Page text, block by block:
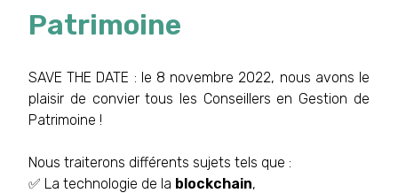
Patrimoine
SAVE THE DATE : le 8 novembre 2022, nous avons le
plaisir de convier tous les Conseillers en Gestion de
Patrimoine !
Nous traiterons différents sujets tels que :
✅ La technologie de la blockchain,